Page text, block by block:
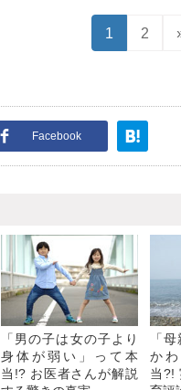
1 2
Facebook
「男の子は女の子より
身体が弱い」って本
当!? お医者さんが解説
「
か
当?!